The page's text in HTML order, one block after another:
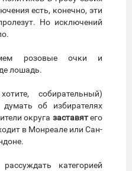
есть, конечно, эти
Но исключений
розовые очки и
лошадь.
собирательный)
об избирателях
округа заставятего
в Монреале или Сан-
категорией